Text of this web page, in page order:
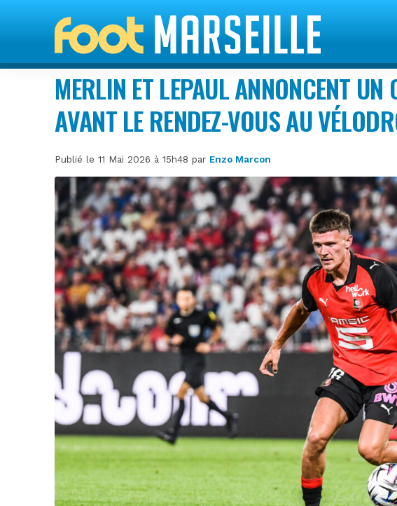
MERLIN ET LEPAUL ANNONCENT
AVANT LE RENDEZ-VOUS AU
Publié le 11 Mai 2026 à 15h48 par Enzo Marcon